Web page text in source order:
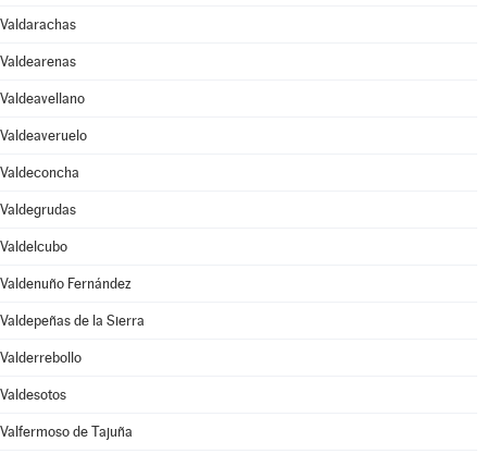
Valdarachas
Valdearenas
Valdeavellano
Valdeaveruelo
Valdeconcha
Valdegrudas
Valdelcubo
Valdenuño Fernández
Valdepeñas de la Sierra
Valderrebollo
Valdesotos
Valfermoso de Tajuña